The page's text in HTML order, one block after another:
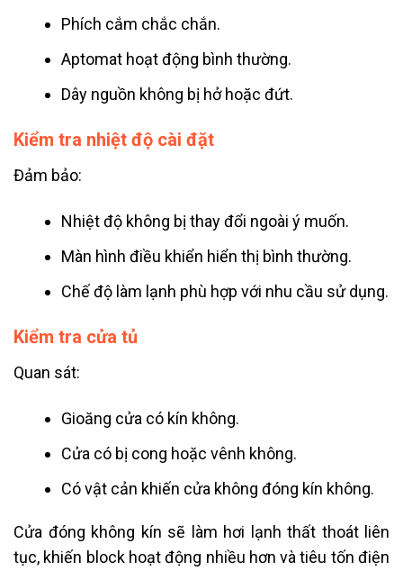
Phích cắm chắc chắn.
Aptomat hoạt động bình thường.
Dây nguồn không bị hở hoặc đứt.
Kiểm tra nhiệt độ cài đặt
Đảm bảo:
Nhiệt độ không bị thay đổi ngoài ý muốn.
Màn hình điều khiển hiển thị bình thường.
Chế độ làm lạnh phù hợp với nhu cầu sử dụng.
Kiểm tra cửa tủ
Quan sát:
Gioăng cửa có kín không.
Cửa có bị cong hoặc vênh không.
Có vật cản khiến cửa không đóng kín không.
Cửa đóng không kín sẽ làm hơi lạnh thất thoát liên
tục, khiến block hoạt động nhiều hơn và tiêu tốn điện